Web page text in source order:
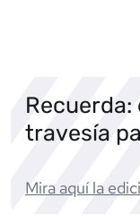
travesía
Mira aquí la